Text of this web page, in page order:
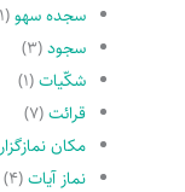
سجده سهو(۱)
سجود(۳)
شکّیات(۱)
قرائت(۷)
مکان نمازگزار
نماز آیات(۴)